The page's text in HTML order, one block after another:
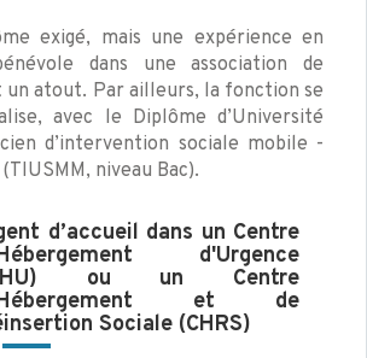
exigé, mais une expérience en
dans une association de
un atout. Par ailleurs, la fonction se
avec le Diplôme d’Université
d’intervention sociale mobile -
niveau Bac).
d’accueil dans un Centre
d'Urgence
ou un Centre
et de
Sociale (CHRS)